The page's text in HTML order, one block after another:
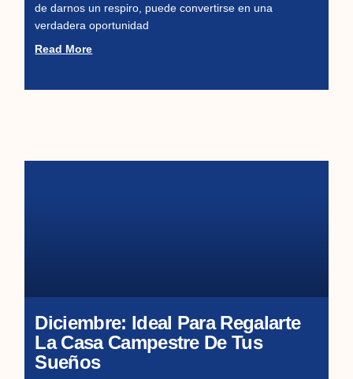
de darnos un respiro, puede convertirse en una
verdadera oportunidad
Read More
Diciembre: Ideal Para Regalarte
La Casa Campestre De Tus
Sueños